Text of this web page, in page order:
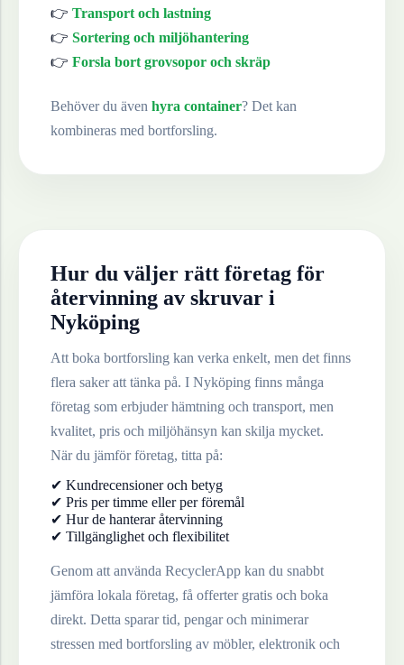
👉 Transport och lastning
👉 Sortering och miljöhantering
👉 Forsla bort grovsopor och skräp
Behöver du även hyra container? Det kan
kombineras med bortforsling.
Hur du väljer rätt företag för
återvinning av skruvar i
Nyköping
Att boka bortforsling kan verka enkelt, men det finns
flera saker att tänka på. I Nyköping finns många
företag som erbjuder hämtning och transport, men
kvalitet, pris och miljöhänsyn kan skilja mycket.
När du jämför företag, titta på:
✔ Kundrecensioner och betyg
✔ Pris per timme eller per föremål
✔ Hur de hanterar återvinning
✔ Tillgänglighet och flexibilitet
Genom att använda RecyclerApp kan du snabbt
jämföra lokala företag, få offerter gratis och boka
direkt. Detta sparar tid, pengar och minimerar
stressen med bortforsling av möbler, elektronik och